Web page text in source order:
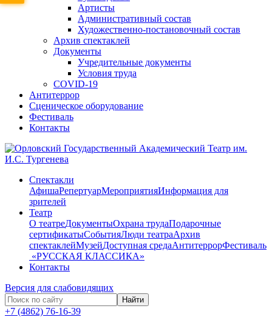
Артисты
Административный состав
Художественно-постановочный состав
Архив спектаклей
Документы
Учредительные документы
Условия труда
COVID-19
Антитеррор
Сценическое оборудование
Фестиваль
Контакты
Спектакли
АфишаРепертуарМероприятияИнформация для
зрителей
Театр
О театреДокументыОхрана трудаПодарочные
сертификатыСобытияЛюди театраАрхив
спектаклейМузейДоступная средаАнтитеррорФестиваль
​ «РУССКАЯ КЛАССИКА»
Контакты
Версия для слабовидящих
Найти
+7 (4862) 76-16-39